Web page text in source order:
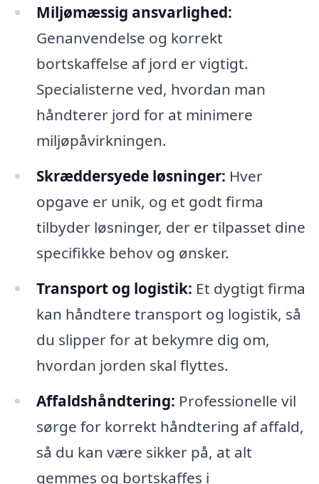
Miljømæssig ansvarlighed:
Genanvendelse og korrekt
bortskaffelse af jord er vigtigt.
Specialisterne ved, hvordan man
håndterer jord for at minimere
miljøpåvirkningen.
Skræddersyede løsninger: Hver
opgave er unik, og et godt firma
tilbyder løsninger, der er tilpasset dine
specifikke behov og ønsker.
Transport og logistik: Et dygtigt firma
kan håndtere transport og logistik, så
du slipper for at bekymre dig om,
hvordan jorden skal flyttes.
Affaldshåndtering: Professionelle vil
sørge for korrekt håndtering af affald,
så du kan være sikker på, at alt
gemmes og bortskaffes i